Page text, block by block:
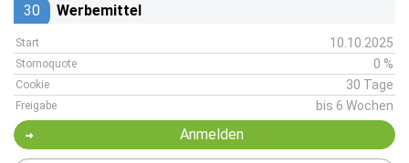
30 Werbemittel
Start 10.10.2025
Stornoquote 0 %
Cookie 30 Tage
Freigabe bis 6 Wochen
Anmelden